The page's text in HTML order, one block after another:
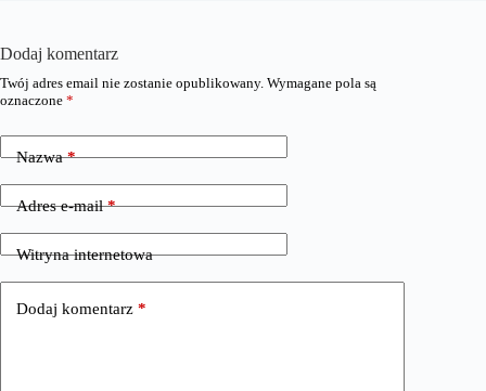
Dodaj komentarz
Twój adres email nie zostanie opublikowany. Wymagane pola są
oznaczone *
Nazwa*
Adres e-mail*
Witryna internetowa
Dodaj komentarz *